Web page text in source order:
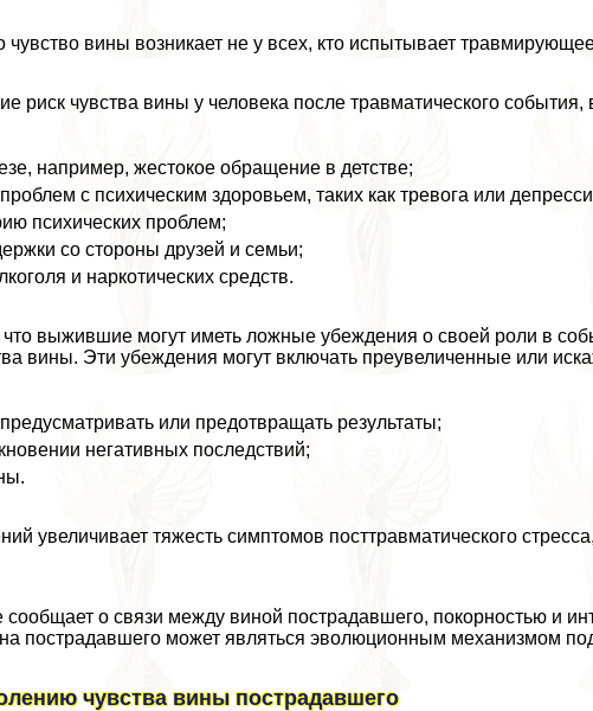
чувство вины возникает не у всех, кто испытывает
чувства вины у человека после травматического события,
например, жестокое обращение в детстве;
с психическим здоровьем, таких как тревога или
психических проблем;
со стороны друзей и семьи;
и наркотических средств.
выжившие могут иметь ложные убеждения о своей роли в
вины. Эти убеждения могут включать преувеличенные или
или предотвращать результаты;
негативных последствий;
увеличивает тяжесть симптомов посттравматического
сообщает о связи между виной пострадавшего, покорностью и
пострадавшего может являться эволюционным механизмом
чувства вины пострадавшего